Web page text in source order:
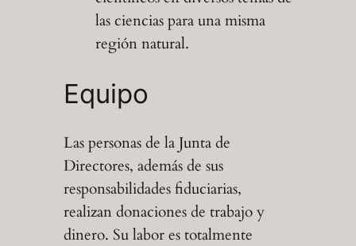
las ciencias para una misma
región natural.
Equipo
Las personas de la Junta de
Directores, además de sus
responsabilidades fiduciarias,
realizan donaciones de trabajo y
dinero. Su labor es totalmente